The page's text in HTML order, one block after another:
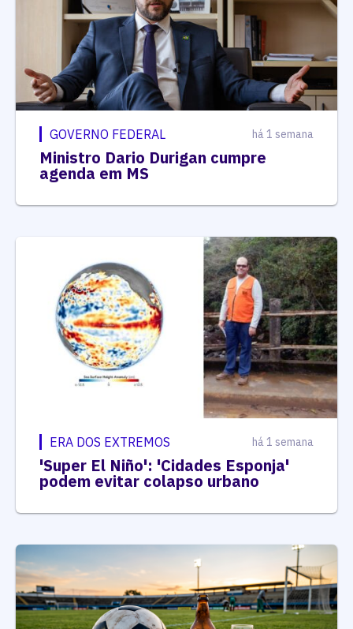
GOVERNO FEDERAL há 1 semana
Ministro Dario Durigan cumpre
agenda em MS
ERA DOS EXTREMOS há 1 semana
'Super El Niño': 'Cidades Esponja'
podem evitar colapso urbano